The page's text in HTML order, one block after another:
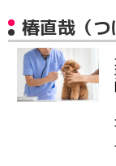
椿直哉（